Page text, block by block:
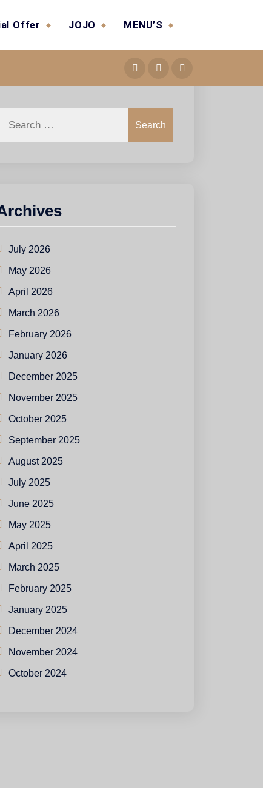
Offer JOJO MENU’S
Search
July 2026
May 2026
April 2026
March 2026
February 2026
January 2026
December 2025
November 2025
October 2025
September 2025
August 2025
July 2025
June 2025
May 2025
April 2025
March 2025
February 2025
January 2025
December 2024
November 2024
October 2024